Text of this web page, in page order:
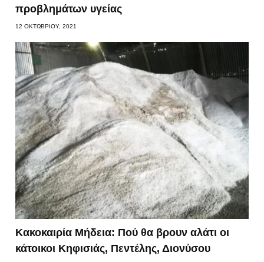
προβλημάτων υγείας
12 ΟΚΤΩΒΡΊΟΥ, 2021
Κακοκαιρία Μήδεια: Πού θα βρουν αλάτι οι
κάτοικοι Κηφισιάς, Πεντέλης, Διονύσου